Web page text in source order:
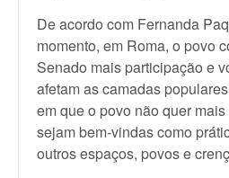
De acordo com Fernanda
momento, em Roma, o povo
Senado mais participação e
afetam as camadas
em que o povo não quer
sejam bem-vindas como
outros espaços, povos e